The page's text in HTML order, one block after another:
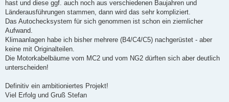
hast und diese ggf. auch noch aus verschiedenen Baujahren und
Länderausführungen stammen, dann wird das sehr kompliziert.
Das Autochecksystem für sich genommen ist schon ein ziemlicher
Aufwand.
Klimaanlagen habe ich bisher mehrere (B4/C4/C5) nachgerüstet - aber
keine mit Originalteilen.
Die Motorkabelbäume vom MC2 und vom NG2 dürften sich aber deutlich
unterscheiden!
Definitiv ein ambitioniertes Projekt!
Viel Erfolg und Gruß Stefan